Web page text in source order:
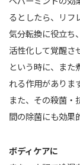
るとしたら、リフ
気分転換に役立ち
活性化して覚醒さ
という時に、また
れる作用がありま
また、その殺菌・
間の除菌にも効果
ボディケアに